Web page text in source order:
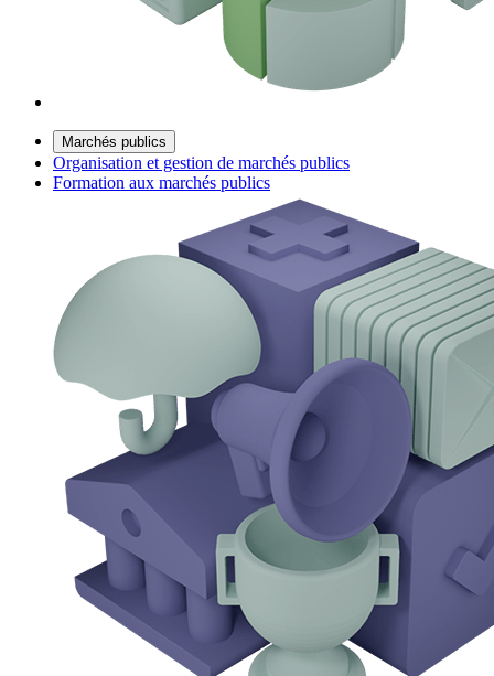
Marchés publics
Organisation et gestion de marchés publics
Formation aux marchés publics